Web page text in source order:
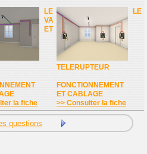
LE
VA
ET
la fiche
LE
TELERUPTEUR
FONCTIONNEMENT
ET CABLAGE
>> Consulter la fiche
questions